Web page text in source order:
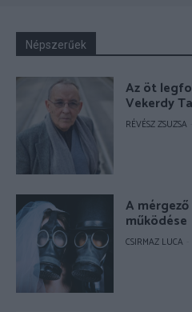
Népszerűek
Az öt
Vekerdy
RÉVÉSZ ZSUZSA
A
működése
CSIRMAZ LUCA